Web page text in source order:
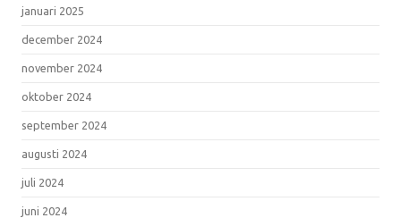
januari 2025
december 2024
november 2024
oktober 2024
september 2024
augusti 2024
juli 2024
juni 2024